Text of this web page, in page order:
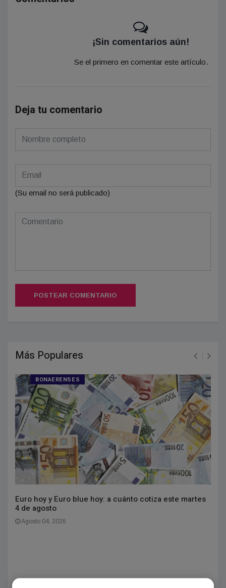
¡Sin comentarios aún!
Se el primero en comentar este artículo.
Deja tu comentario
(Su email no será publicado)
POSTEAR COMENTARIO
Más Populares
BONAERENSES
Euro hoy y Euro blue hoy: a cuánto cotiza este martes
4 de agosto
Agosto 04, 2026